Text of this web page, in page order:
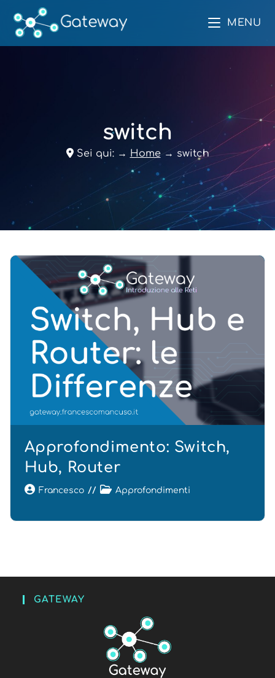
MENU
switch
Sei qui: → Home → switch
Approfondimento: Switch,
Hub, Router
Francesco Approfondimenti
GATEWAY